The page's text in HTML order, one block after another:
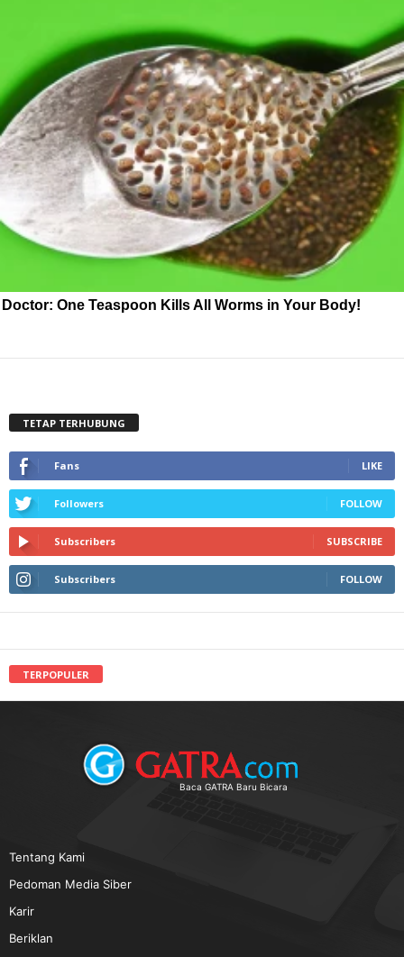
Doctor: One Teaspoon Kills All Worms in Your Body!
TETAP TERHUBUNG
Fans LIKE
Followers FOLLOW
Subscribers SUBSCRIBE
Subscribers FOLLOW